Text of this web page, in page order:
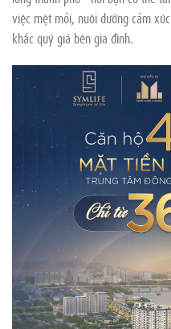
việc mệt mỏi, nuôi dưỡng cảm
khắc quý giá bên gia đình.